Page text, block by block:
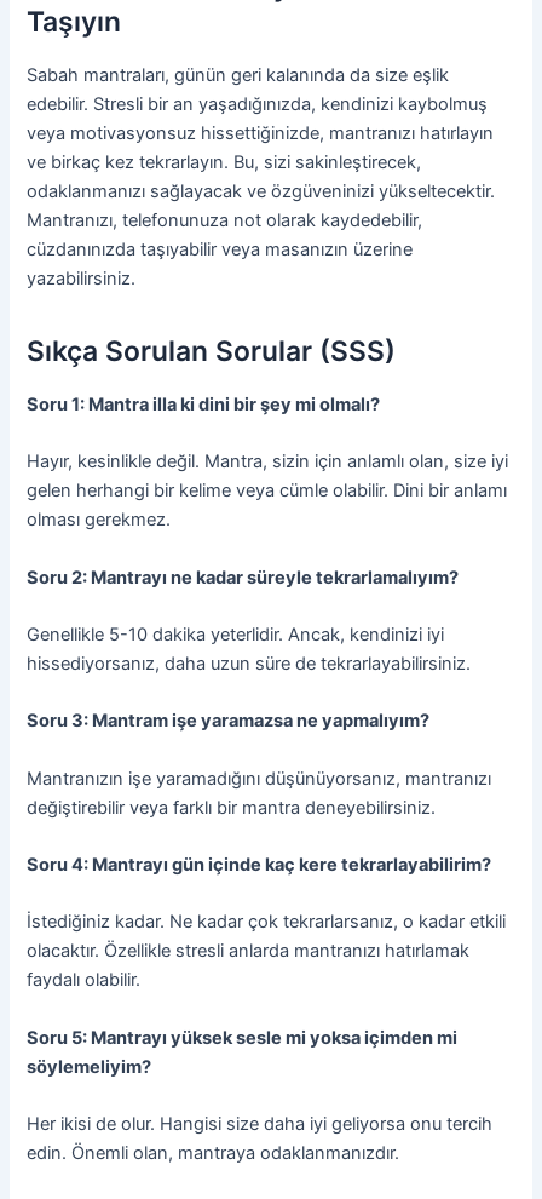
Taşıyın
Sabah mantraları, günün geri kalanında da size eşlik
edebilir. Stresli bir an yaşadığınızda, kendinizi kaybolmuş
veya motivasyonsuz hissettiğinizde, mantranızı hatırlayın
ve birkaç kez tekrarlayın. Bu, sizi sakinleştirecek,
odaklanmanızı sağlayacak ve özgüveninizi yükseltecektir.
Mantranızı, telefonunuza not olarak kaydedebilir,
cüzdanınızda taşıyabilir veya masanızın üzerine
yazabilirsiniz.
Sıkça Sorulan Sorular (SSS)
Soru 1: Mantra illa ki dini bir şey mi olmalı?
Hayır, kesinlikle değil. Mantra, sizin için anlamlı olan, size iyi
gelen herhangi bir kelime veya cümle olabilir. Dini bir anlamı
olması gerekmez.
Soru 2: Mantrayı ne kadar süreyle tekrarlamalıyım?
Genellikle 5-10 dakika yeterlidir. Ancak, kendinizi iyi
hissediyorsanız, daha uzun süre de tekrarlayabilirsiniz.
Soru 3: Mantram işe yaramazsa ne yapmalıyım?
Mantranızın işe yaramadığını düşünüyorsanız, mantranızı
değiştirebilir veya farklı bir mantra deneyebilirsiniz.
Soru 4: Mantrayı gün içinde kaç kere tekrarlayabilirim?
İstediğiniz kadar. Ne kadar çok tekrarlarsanız, o kadar etkili
olacaktır. Özellikle stresli anlarda mantranızı hatırlamak
faydalı olabilir.
Soru 5: Mantrayı yüksek sesle mi yoksa içimden mi
söylemeliyim?
Her ikisi de olur. Hangisi size daha iyi geliyorsa onu tercih
edin. Önemli olan, mantraya odaklanmanızdır.